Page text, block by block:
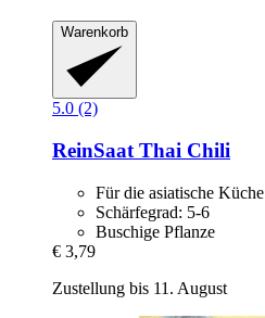
Warenkorb
5.0 (2)
ReinSaat Thai Chili
Für die asiatische Küche
Schärfegrad: 5-6
Buschige Pflanze
€ 3,79
Zustellung bis 11. August